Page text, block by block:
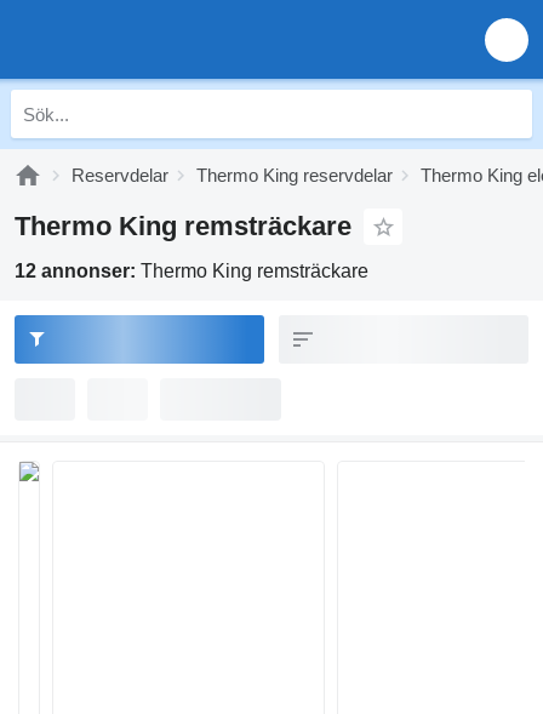
Reservdelar Thermo King reservdelar Thermo King
Thermo King remsträckare
12 annonser: Thermo King remsträckare